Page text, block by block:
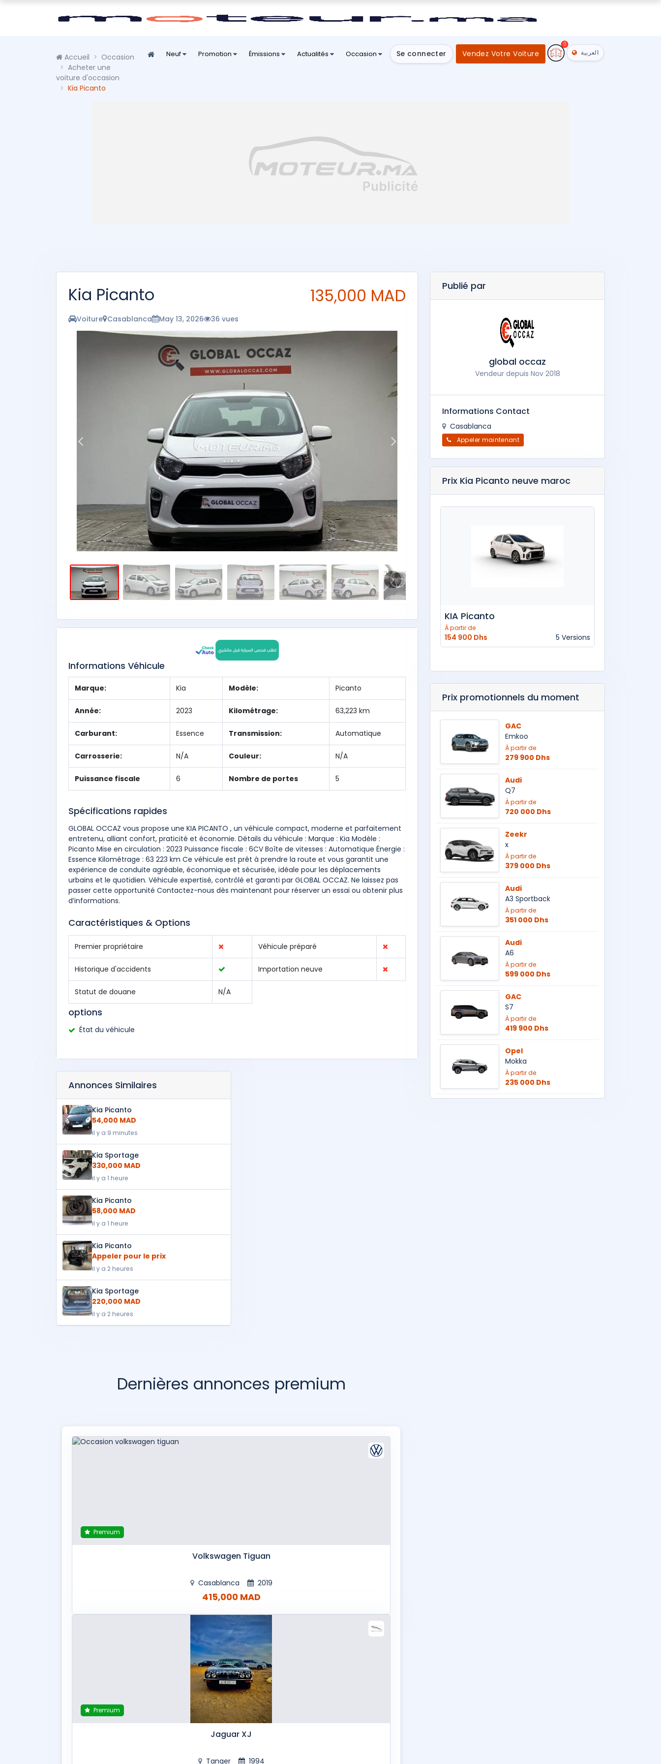
Neuf Promotion Émissions Actualités Occasion Se connecter Vendez Votre Voiture
0
العربية Accueil
Occasion
Acheter une
voiture d'occasion
Kia Picanto
Kia Picanto 135,000 MAD
Voiture Casablanca May 13, 2026 36 vues
Informations Véhicule
Marque: Kia Modèle: Picanto
Année: 2023 Kilométrage: 63,223 km
Carburant: Essence Transmission: Automatique
Carrosserie: N/A Couleur: N/A
Puissance fiscale 6 Nombre de portes 5
Spécifications rapides
GLOBAL OCCAZ vous propose une KIA PICANTO , un véhicule compact, moderne et parfaitement
entretenu, alliant confort, praticité et économie. Détails du véhicule : Marque : Kia Modèle :
Picanto Mise en circulation : 2023 Puissance fiscale : 6CV Boîte de vitesses : Automatique Énergie :
Essence Kilométrage : 63 223 km Ce véhicule est prêt à prendre la route et vous garantit une
expérience de conduite agréable, économique et sécurisée, idéale pour les déplacements
urbains et le quotidien. Véhicule expertisé, contrôlé et garanti par GLOBAL OCCAZ. Ne laissez pas
passer cette opportunité Contactez-nous dès maintenant pour réserver un essai ou obtenir plus
d’informations.
Caractéristiques & Options
Premier propriétaire Véhicule préparé
Historique d'accidents Importation neuve
Statut de douane N/A
options
État du véhicule
Annonces Similaires
Kia Picanto
54,000 MAD
il y a 9 minutes
Kia Sportage
330,000 MAD
il y a 1 heure
Kia Picanto
58,000 MAD
il y a 1 heure
Kia Picanto
Appeler pour le prix
il y a 2 heures
Kia Sportage
220,000 MAD
il y a 2 heures
Dernières annonces premium
Premium
Volkswagen Tiguan
Casablanca 2019
415,000 MAD
Premium
Jaguar XJ
Tanger 1994
Publié par
global occaz
Vendeur depuis Nov 2018
Informations Contact
Casablanca
Appeler maintenant
Prix Kia Picanto neuve maroc
KIA Picanto
À partir de
154 900 Dhs 5 Versions
Prix promotionnels du moment
GAC
Emkoo
À partir de
279 900 Dhs
Audi
Q7
À partir de
720 000 Dhs
Zeekr
x
À partir de
379 000 Dhs
Audi
A3 Sportback
À partir de
351 000 Dhs
Audi
A6
À partir de
599 000 Dhs
GAC
S7
À partir de
419 900 Dhs
Opel
Mokka
À partir de
235 000 Dhs